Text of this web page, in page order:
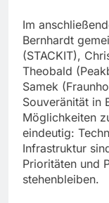
Im
Bernhardt
(STACKIT),
Theobald
Samek
Souveränität in
Möglichkeiten
eindeutig:
Infrastruktur
Prioritäten und
stehenbleiben.